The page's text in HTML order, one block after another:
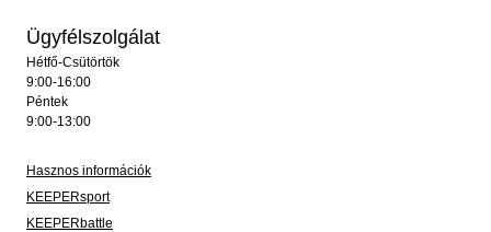
Ügyfélszolgálat
Hétfő-Csütörtök
9:00-16:00
Péntek
9:00-13:00
Hasznos információk
KEEPERsport
KEEPERbattle